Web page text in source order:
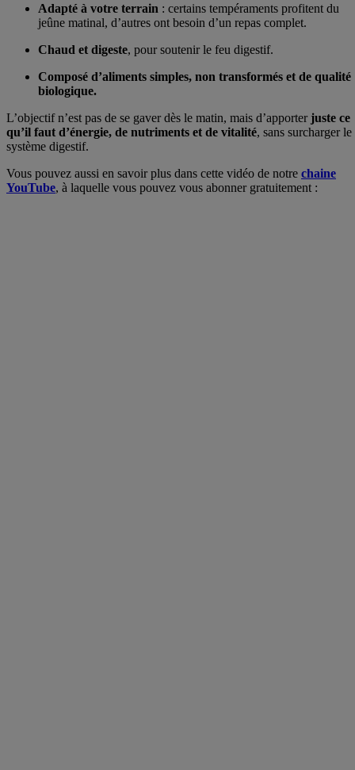
Adapté à votre terrain : certains tempéraments profitent du
jeûne matinal, d’autres ont besoin d’un repas complet.
Chaud et digeste, pour soutenir le feu digestif.
Composé d’aliments simples, non transformés et de qualité
biologique.
L’objectif n’est pas de se gaver dès le matin, mais d’apporter juste ce
qu’il faut d’énergie, de nutriments et de vitalité, sans surcharger le
système digestif.
Vous pouvez aussi en savoir plus dans cette vidéo de notre chaine
YouTube, à laquelle vous pouvez vous abonner gratuitement :